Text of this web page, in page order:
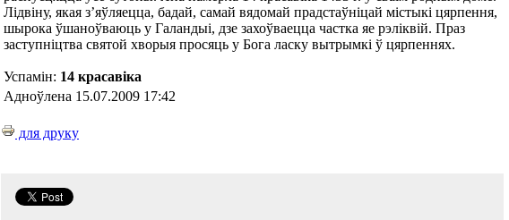
Лідвіну, якая з’яўляецца, бадай, самай вядомай прадстаўніцай містыкі цярпення,
шырока ўшаноўваюць у Галандыі, дзе захоўваецца частка яе рэліквій. Праз
заступніцтва святой хворыя просяць у Бога ласку вытрымкі ў цярпеннях.
Успамін: 14 красавіка
Адноўлена 15.07.2009 17:42
для друку